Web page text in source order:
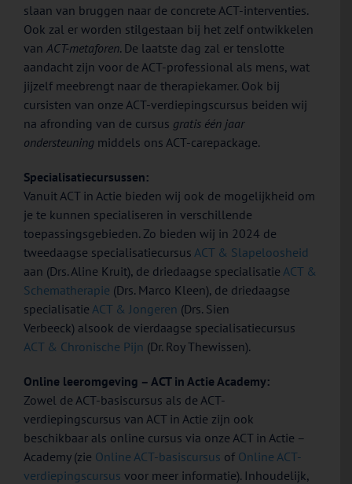
slaan van bruggen naar de concrete ACT-interventies.
Ook zal er worden stilgestaan bij het zelf ontwikkelen
van ACT-metaforen. De laatste dag zal er tenslotte
aandacht zijn voor de ACT-professional als mens, wat
jijzelf meebrengt naar de therapiekamer. Ook bij
cursisten van onze ACT-verdiepingscursus beiden wij
na afronding van de cursus gratis één jaar
ondersteuning middels ons ACT-carepackage.
Specialisatiecursussen:
Vanuit ACT in Actie bieden wij ook de mogelijkheid om
je te kunnen specialiseren in verschillende
toepassingsgebieden. Zo bieden wij in 2024 de
tweedaagse specialisatiecursus ACT & Slapeloosheid
aan (Drs. Aline Kruit), de driedaagse specialisatie ACT &
Schematherapie (Drs. Marco Kleen), de driedaagse
specialisatie ACT & Jongeren (Drs. Sien
Verbeeck) alsook de vierdaagse specialisatiecursus
ACT & Chronische Pijn (Dr. Roy Thewissen).
Online leeromgeving – ACT in Actie Academy:
Zowel de ACT-basiscursus als de ACT-
verdiepingscursus van ACT in Actie zijn ook
beschikbaar als online cursus via onze ACT in Actie –
Academy (zie Online ACT-basiscursus of Online ACT-
verdiepingscursus voor meer informatie). Inhoudelijk,